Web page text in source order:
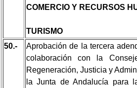
COMERCIO Y RECURSOS
TURISMO
50.-
Aprobación de la tercera
colaboración con la
Regeneración, Justicia y
la Junta de Andalucía para